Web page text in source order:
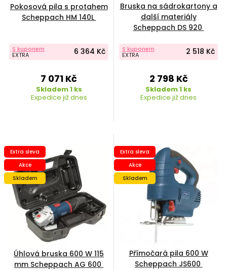
Pokosová pila s protahem
Scheppach HM 140L
S kuponem
EXTRA 6 364 Kč
7 071 Kč
Skladem 1 ks
Expedice již dnes
Bruska na sádrokartony a
další materiály
Scheppach DS 920
S kuponem
EXTRA 2 518 Kč
2 798 Kč
Skladem 1 ks
Expedice již dnes
Extra sleva
Akce
Skladem
Úhlová bruska 600 W 115
mm Scheppach AG 600
Extra sleva
Akce
Skladem
Přímočará pila 600 W
Scheppach JS600